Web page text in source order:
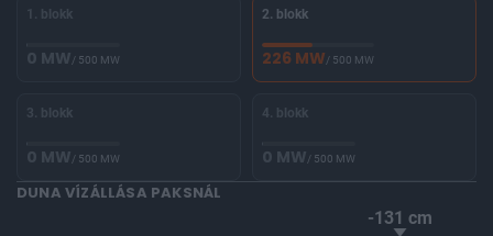
1. blokk
0 MW/ 500 MW
2. blokk
226 MW/ 500 MW
3. blokk
0 MW/ 500 MW
4. blokk
0 MW/ 500 MW
DUNA VÍZÁLLÁSA PAKSNÁL
-131 cm